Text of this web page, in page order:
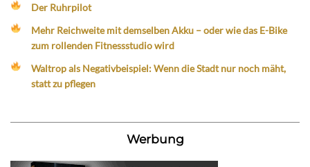
Der Ruhrpilot
Mehr Reichweite mit demselben Akku – oder wie das E-Bike
zum rollenden Fitnessstudio wird
Waltrop als Negativbeispiel: Wenn die Stadt nur noch mäht,
statt zu pflegen
Werbung